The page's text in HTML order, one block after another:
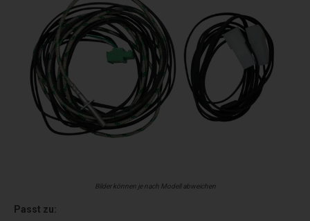
Bilder können je nach Modell abweichen
Passt zu: